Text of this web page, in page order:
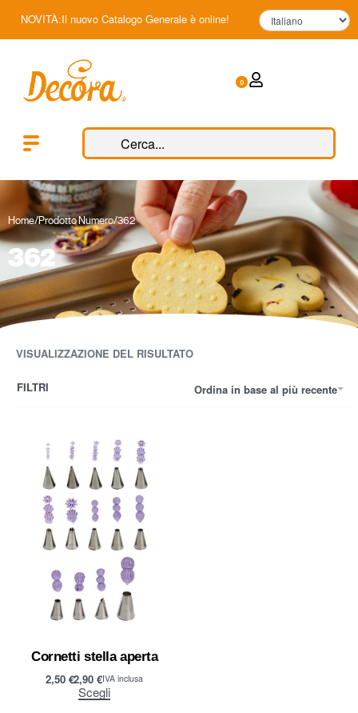
NOVITÀ:Il nuovo Catalogo Generale è online!
0
Home/Prodotto Numero/362
362
VISUALIZZAZIONE DEL RISULTATO
Ordina in base al più recente
FILTRI
Cornetti stella aperta
2,50€2,90€IVA inclusa
Scegli